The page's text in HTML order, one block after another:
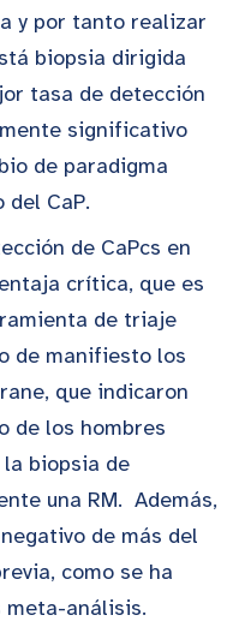
y por tanto realizar
biopsia dirigida
tasa de detección
significativo
de paradigma
CaP.
de CaPcs en
crítica, que es
de triaje
de manifiesto los
que indicaron
de los hombres
biopsia de
una RM. Además,
de más del
como se ha
meta-análisis.